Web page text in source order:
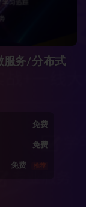
服务/分布式
免费
免费
免费 推荐